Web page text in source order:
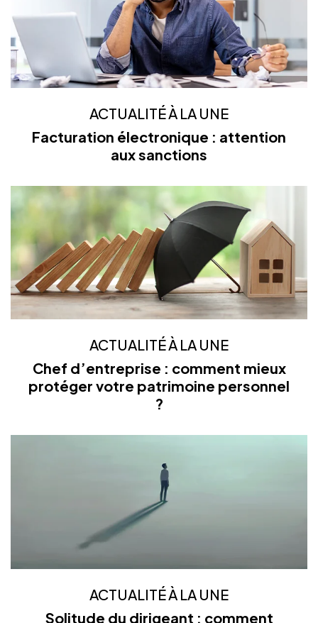
ACTUALITÉ À LA UNE
Facturation électronique : attention
aux sanctions
ACTUALITÉ À LA UNE
Chef d’entreprise : comment mieux
protéger votre patrimoine personnel
?
ACTUALITÉ À LA UNE
Solitude du dirigeant : comment